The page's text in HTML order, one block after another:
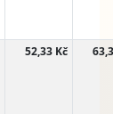
52,33 Kč